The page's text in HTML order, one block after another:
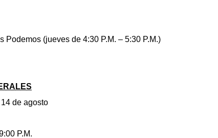
(jueves de 4:30 P.M. – 5:30 P.M.)
de agosto
P.M.